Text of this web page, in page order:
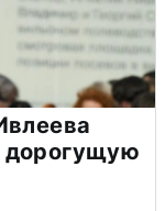
дорогущую